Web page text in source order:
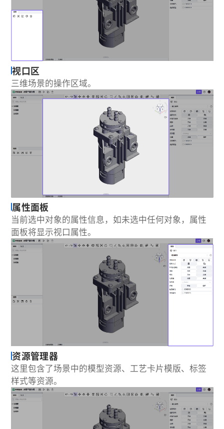
视口区
三维场景的操作区域。
属性面板
当前选中对象的属性信息，如未选中任何对象，属性
面板将显示视口属性。
资源管理器
这里包含了场景中的模型资源、工艺卡片模版、标签
样式等资源。